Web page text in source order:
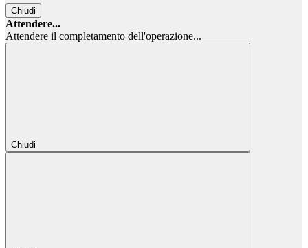
Chiudi
Attendere...
Attendere il completamento dell'operazione...
Chiudi